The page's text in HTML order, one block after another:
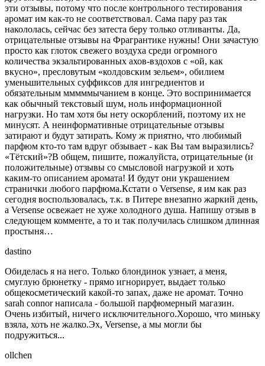
эти отзывы, потому что после контрольного тестирования
аромат им как-то не соответствовал. Сама пару раз так
накололась, сейчас без затеста беру только отливанты. Да,
отрицательные отзывы на Фрагрантике нужны! Они зачастую
просто как глоток свежего воздуха среди огромного
количества экзальтированных ахов-вздохов с «ой, как
вкусно», пресловутым «колдовским зельем», обилием
уменьшительных суффиксов для ингредиентов и
обязательным мммммычанием в конце. Это воспринимается
как обычный текстовый шум, ноль информационной
нагрузки. Но там хотя бы нету оскорблений, поэтому их не
минусят. А неинформативные отрицательные отзывы
затирают и будут затирать. Кому ж приятно, что любимый
парфюм кто-то там вдруг обзывает - как Вы там выразились?
«Тётский»?В общем, пишите, пожалуйста, отрицательные (и
положительные) отзывы со смысловой нагрузкой и хоть
каким-то описанием аромата! И будут они украшением
странички любого парфюма.Кстати о Versense, я им как раз
сегодня воспользовалась, т.к. в Питере внезапно жаркий день,
а Versense освежает не хуже холодного душа. Напишу отзыв в
следующем комменте, а то и так получилась слишком длинная
простыня…
dastino
Обиделась я на него. Только блондинок узнает, а меня,
смуглую брюнетку - прямо игнорирует, выдает только
общекосметический какой-то запах, даже не аромат. Точно
sarah connor написала - большой парфюмерный магазин.
Очень избитый, ничего исключительного.Хорошо, что миньку
взяла, хоть не жалко.Эх, Versense, а мы могли бы
подружиться...
ollchen